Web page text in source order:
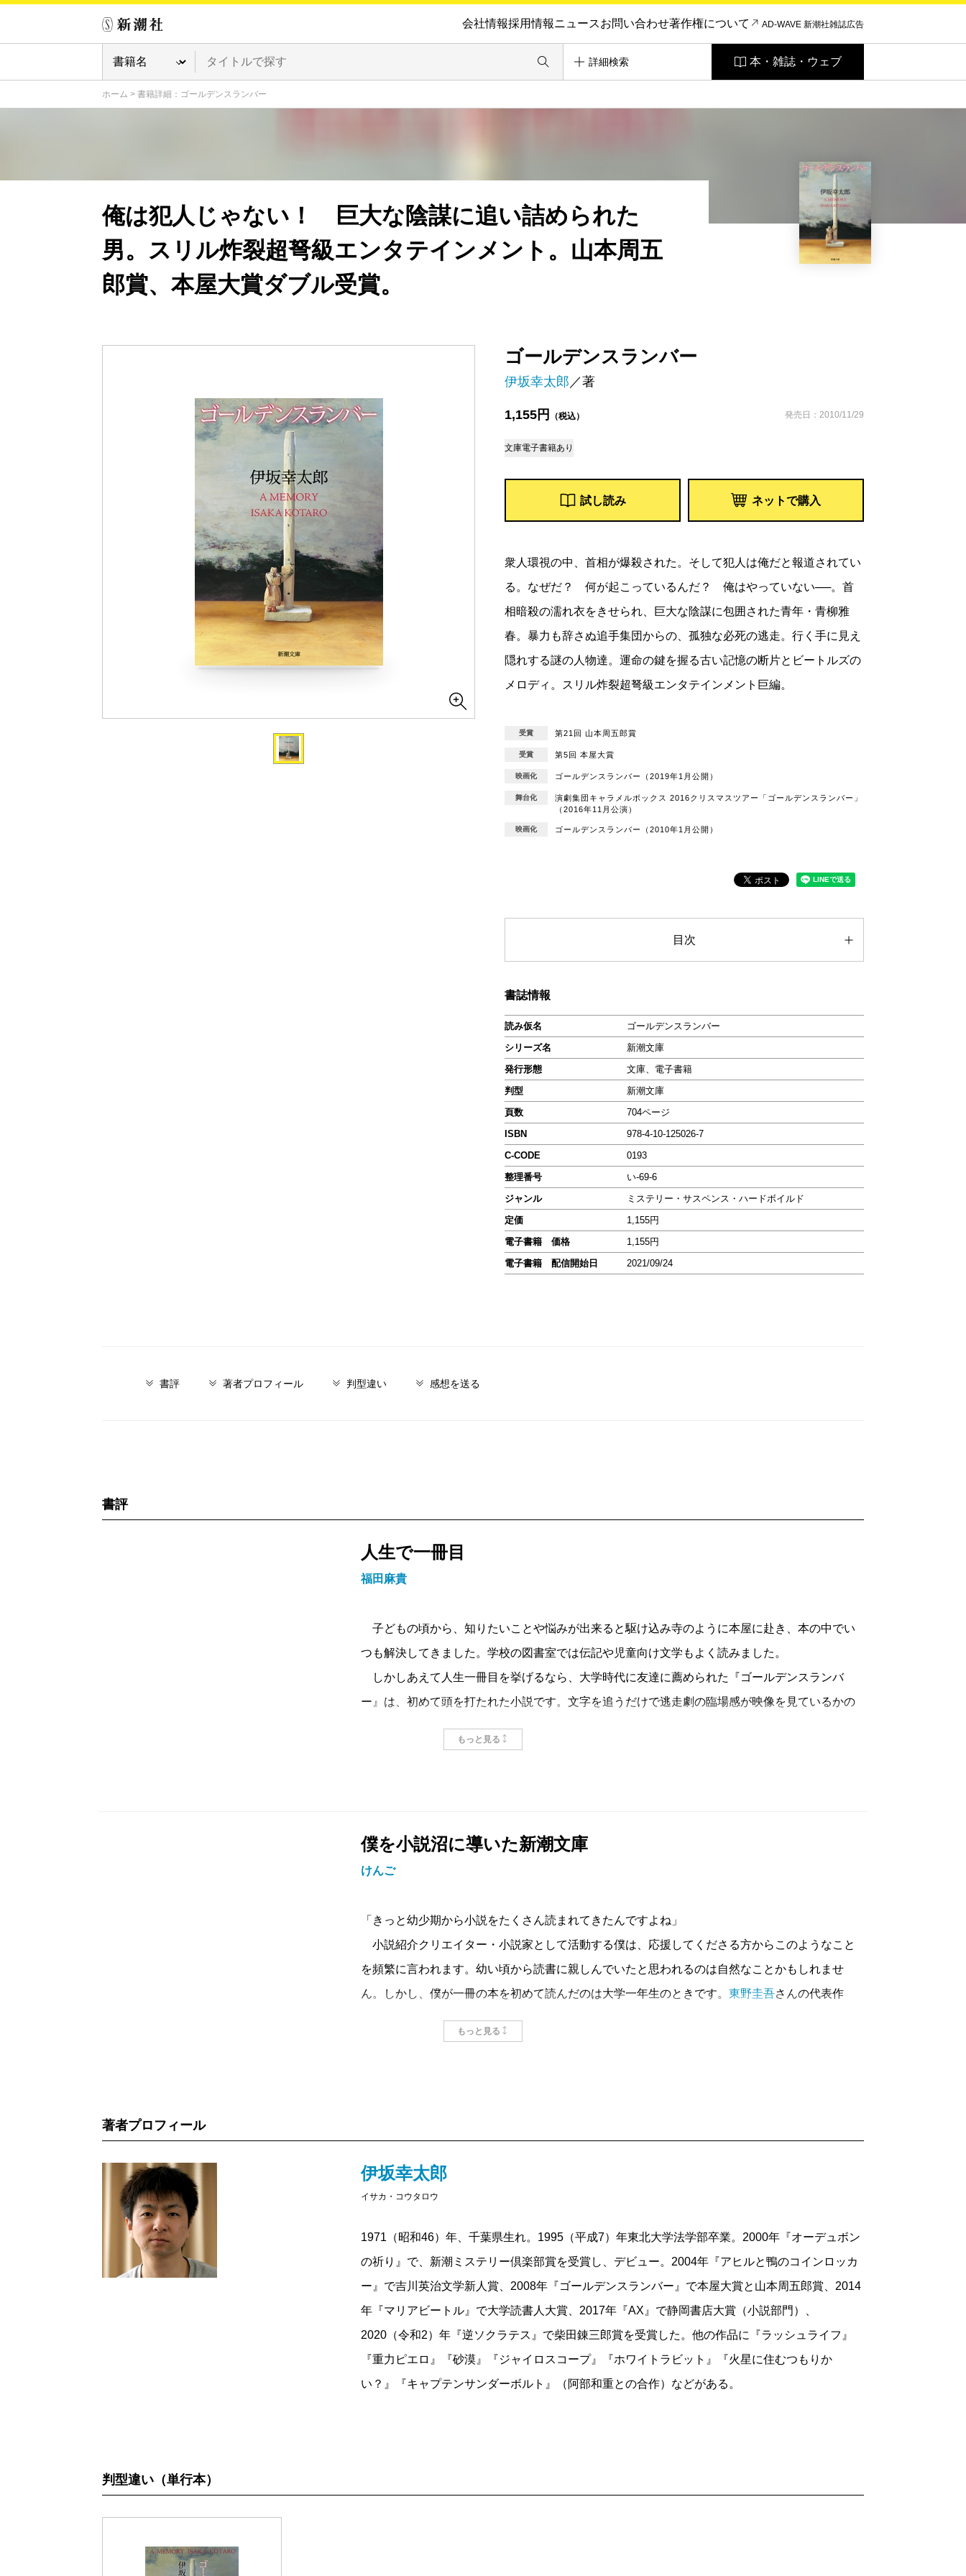
会社情報採用情報ニュースお問い合わせ著作権について AD-WAVE 新潮社雑誌広告
詳細検索 本・雑誌・ウェブ
ホーム > 書籍詳細：ゴールデンスランバー
ゴールデンスランバー
伊坂幸太郎 ／著
1,155円 （税込） 発売日：2010/11/29
文庫電子書籍あり
試し読み ネットで購入
俺は犯人じゃない！ 巨大な陰謀に追い詰められた
男。スリル炸裂超弩級エンタテインメント。山本周五
郎賞、本屋大賞ダブル受賞。
衆人環視の中、首相が爆殺された。そして犯人は俺だと報道されてい
る。なぜだ？ 何が起こっているんだ？ 俺はやっていない──。首
相暗殺の濡れ衣をきせられ、巨大な陰謀に包囲された青年・青柳雅
春。暴力も辞さぬ追手集団からの、孤独な必死の逃走。行く手に見え
隠れする謎の人物達。運命の鍵を握る古い記憶の断片とビートルズの
メロディ。スリル炸裂超弩級エンタテインメント巨編。
受賞 第21回 山本周五郎賞
受賞 第5回 本屋大賞
映画化 ゴールデンスランバー（2019年1月公開）
舞台化
演劇集団キャラメルボックス 2016クリスマスツアー「ゴールデンスランバー」
（2016年11月公演）
映画化 ゴールデンスランバー（2010年1月公開）
目次
書誌情報
読み仮名
ゴールデンスランバー
シリーズ名
新潮文庫
発行形態
文庫、電子書籍
判型
新潮文庫
頁数
704ページ
ISBN
978-4-10-125026-7
C-CODE
0193
整理番号
い-69-6
ジャンル
ミステリー・サスペンス・ハードボイルド
定価
1,155円
電子書籍 価格
1,155円
電子書籍 配信開始日
2021/09/24
書評 著者プロフィール 判型違い 感想を送る
書評
人生で一冊目
福田麻貴
子どもの頃から、知りたいことや悩みが出来ると駆け込み寺のように本屋に赴き、本の中でい
つも解決してきました。学校の図書室では伝記や児童向け文学もよく読みました。
しかしあえて人生一冊目を挙げるなら、大学時代に友達に薦められた『ゴールデンスランバ
ー』は、初めて頭を打たれた小説です。文字を追うだけで逃走劇の臨場感が映像を見ているかの
ように感じられたり、感情移入して涙がボロボロ出たりする読書体験は初めてで、ここから小説
の魅力にどっぷりハマることになります。
と、不思議な存在感。主人公を手助けするキャラクター全員が魅力的な人物像で愛着を覚えるの
で、読後はしばらく余韻に浸りました。
レ・ミゼラブル
』も心に残っています。これは私の人生で一冊目の翻訳小説でした。有名ミュ
もっと見る
僕を小説沼に導いた新潮文庫
けんご
「きっと幼少期から小説をたくさん読まれてきたんですよね」
小説紹介クリエイター・小説家として活動する僕は、応援してくださる方からこのようなこと
を頻繁に言われます。幼い頃から読書に親しんでいたと思われるのは自然なことかもしれませ
ん。しかし、僕が一冊の本を初めて読んだのは大学一年生のときです。 東野圭吾さんの代表作
『白夜行』が初読書でした。2022年現在、社会人二年目なので読書歴は約五年。短いですよね。
それでも、いまでは読書が趣味だと胸を張って言えるようになったと思います。
行』を読んだ後、宮部みゆきさん著『火車』、伊坂幸太郎さん著『ゴールデンスランバー』の順
番で小説を読みました。そして海外文学初挑戦作品が『
文庫三作品の魅力をご紹介します。
まずは『火車』です。三十年前の作品なので情景描写は古く感じますが、いまこそ読まれなけ
ればならない作品の一つと言えます。
もっと見る
著者プロフィール
伊坂幸太郎
イサカ・コウタロウ
1971（昭和46）年、千葉県生れ。1995（平成7）年東北大学法学部卒業。2000年『オーデュボン
の祈り』で、新潮ミステリー倶楽部賞を受賞し、デビュー。2004年『アヒルと鴨のコインロッカ
ー』で吉川英治文学新人賞、2008年『ゴールデンスランバー』で本屋大賞と山本周五郎賞、2014
年『マリアビートル』で大学読書人大賞、2017年『AX』で静岡書店大賞（小説部門）、
2020（令和2）年『逆ソクラテス』で柴田錬三郎賞を受賞した。他の作品に『ラッシュライフ』
『重力ピエロ』『砂漠』『ジャイロスコープ』『ホワイトラビット』『火星に住むつもりか
い？』『キャプテンサンダーボルト』（阿部和重との合作）などがある。
判型違い（単行本）